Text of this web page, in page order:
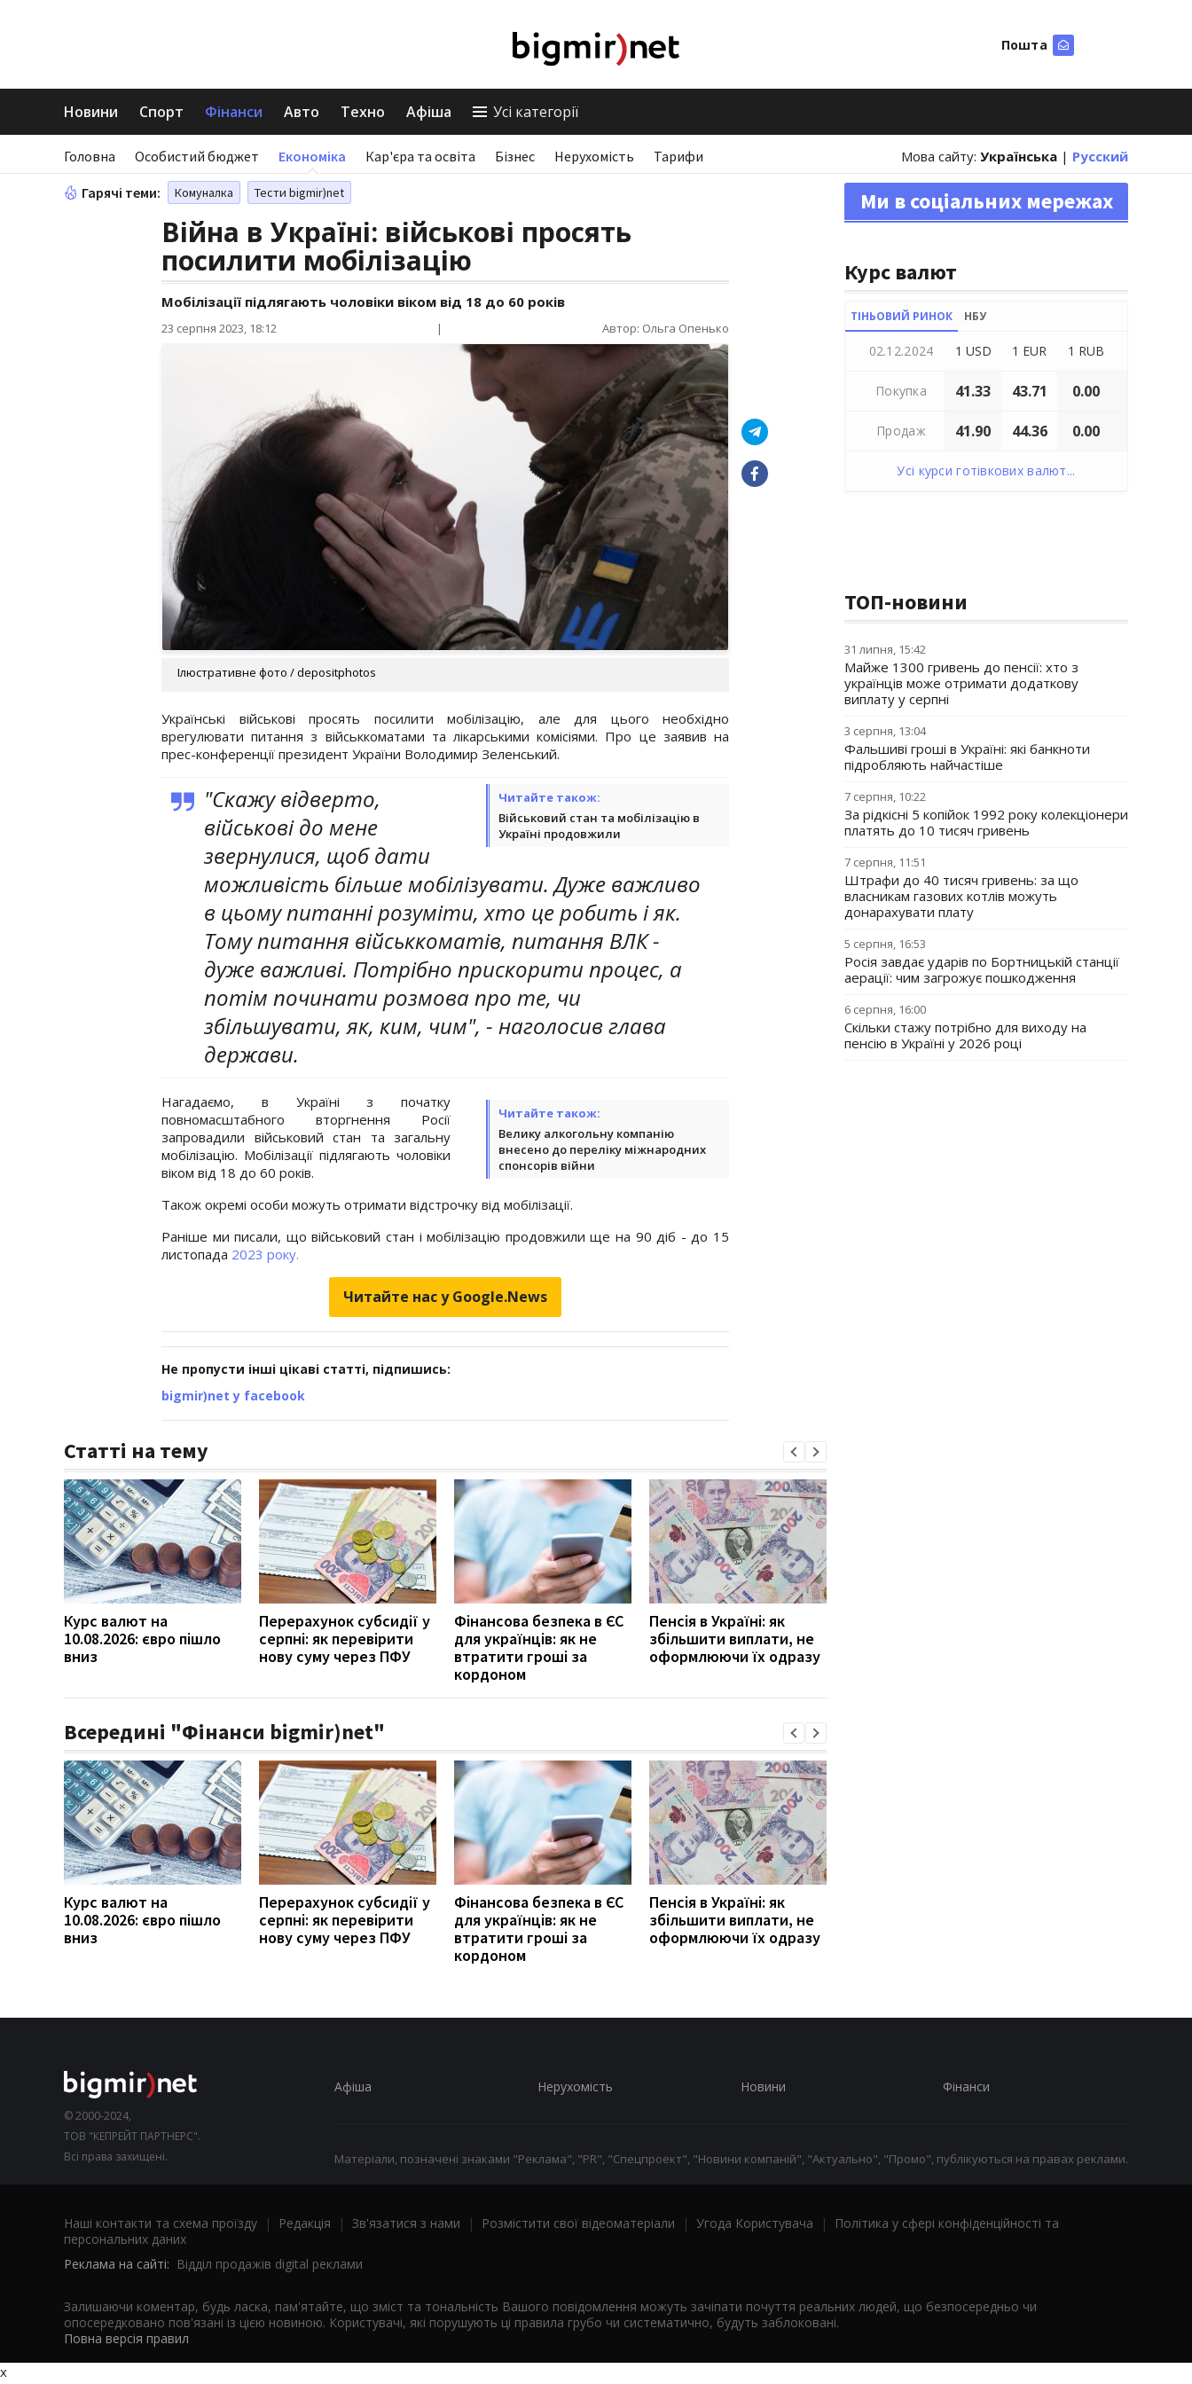
Пошта
Новини Спорт Фінанси Авто Техно Афіша Усі категорії
Головна Особистий бюджет Економіка Кар'єра та освіта Бізнес Нерухомість Тарифи Мова сайту: Українська | Русский
Гарячі теми: Комуналка Тести bigmir)net
Війна в Україні: військові просять
посилити мобілізацію
Мобілізації підлягають чоловіки віком від 18 до 60 років
23 серпня 2023, 18:12 | Автор: Ольга Опенько
Ілюстративне фото / depositphotos
Українські військові просять посилити мобілізацію, але для цього необхідно
врегулювати питання з військкоматами та лікарськими комісіями. Про це заявив на
прес-конференції президент України Володимир Зеленський.
Читайте також:
Військовий стан та мобілізацію в
Україні продовжили
"Скажу відверто,
військові до мене
звернулися, щоб дати
можливість більше мобілізувати. Дуже важливо
в цьому питанні розуміти, хто це робить і як.
Тому питання військкоматів, питання ВЛК -
дуже важливі. Потрібно прискорити процес, а
потім починати розмова про те, чи
збільшувати, як, ким, чим", - наголосив глава
держави.
Читайте також:
Велику алкогольну компанію
внесено до переліку міжнародних
спонсорів війни
Нагадаємо, в Україні з початку
повномасштабного вторгнення Росії
запровадили військовий стан та загальну
мобілізацію. Мобілізації підлягають чоловіки
віком від 18 до 60 років.
Також окремі особи можуть отримати відстрочку від мобілізації.
Раніше ми писали, що військовий стан і мобілізацію продовжили ще на 90 діб - до 15
листопада 2023 року.
Читайте нас у Google.News
Не пропусти інші цікаві статті, підпишись:
bigmir)net у facebook
Статті на тему
Курс валют на
10.08.2026: євро пішло
вниз
Перерахунок субсидії у
серпні: як перевірити
нову суму через ПФУ
Фінансова безпека в ЄС
для українців: як не
втратити гроші за
кордоном
Пенсія в Україні: як
збільшити виплати, не
оформлюючи їх одразу
Всередині "Фінанси bigmir)net"
Курс валют на
10.08.2026: євро пішло
вниз
Перерахунок субсидії у
серпні: як перевірити
нову суму через ПФУ
Фінансова безпека в ЄС
для українців: як не
втратити гроші за
кордоном
Пенсія в Україні: як
збільшити виплати, не
оформлюючи їх одразу
Ми в соціальних мережах
Курс валют
ТІНЬОВИЙ РИНОК НБУ
02.12.2024 1 USD 1 EUR 1 RUB
Покупка 41.33 43.71 0.00
Продаж 41.90 44.36 0.00
Усі курси готівкових валют...
ТОП-новини
31 липня, 15:42
Майже 1300 гривень до пенсії: хто з
українців може отримати додаткову
виплату у серпні
3 серпня, 13:04
Фальшиві гроші в Україні: які банкноти
підробляють найчастіше
7 серпня, 10:22
За рідкісні 5 копійок 1992 року колекціонери
платять до 10 тисяч гривень
7 серпня, 11:51
Штрафи до 40 тисяч гривень: за що
власникам газових котлів можуть
донарахувати плату
5 серпня, 16:53
Росія завдає ударів по Бортницькій станції
аерації: чим загрожує пошкодження
6 серпня, 16:00
Скільки стажу потрібно для виходу на
пенсію в Україні у 2026 році
© 2000-2024,
ТОВ "КЕПРЕЙТ ПАРТНЕРС".
Всі права захищені.
Афіша Нерухомість Новини Фінанси
Матеріали, позначені знаками "Реклама", "PR", "Спецпроект", "Новини компаній", "Актуально", "Промо", публікуються на правах реклами.
Наші контакти та схема проїзду | Редакція | Зв'язатися з нами | Розмістити свої відеоматеріали | Угода Користувача |
Політика у сфері конфіденційності та
персональних даних
Реклама на сайті: Відділ продажів digital реклами
Залишаючи коментар, будь ласка, пам'ятайте, що зміст та тональність Вашого повідомлення можуть зачіпати почуття реальних людей, що безпосередньо чи
опосередковано пов'язані із цією новиною. Користувачі, які порушують ці правила грубо чи систематично, будуть заблоковані.
Повна версія правил
x